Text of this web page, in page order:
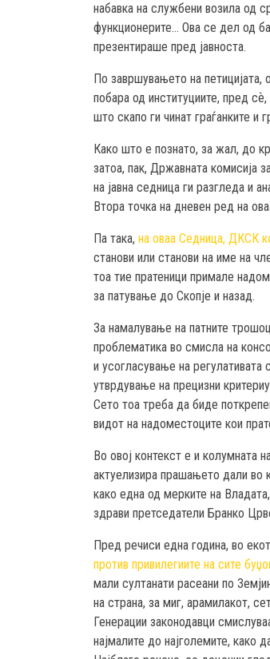
набавка на службени возила од
функционерите… Ова се дел од
презентираше пред јавноста.
По завршувањето на петицијата,
побара од институциите, пред
што скапо ги чинат граѓанките и
Како што е познато, за жал, до
затоа, пак, Државната комисија
на јавна седница ги разгледа и
Втора точка на дневен ред на
Па така, на оваа Седница, ДКСК
станови или станови на име на
тоа тие пратеници примале
за патување до Скопје и назад.
За намалување на патните
проблематика во смисла на
и усогласување на
утврдување на прецизни
Сето тоа треба да биде
видот на надоместоците кои
Во овој контекст е и колумната
актуелизира прашањето дали во
како една од мерките на
здрави претседатели Бранко
Пред речиси една година, во
против привилегиите на сите
мали султанати расеани по
на страна, за миг, арамилакот,
Генерации законодавци
најмалите до најголемите, како